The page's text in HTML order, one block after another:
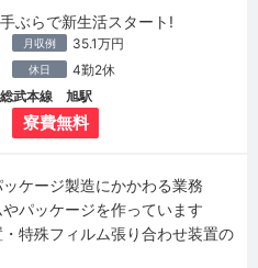
ぶらで新生活スタート!
月収例 35.1万円
休日 4勤2休
総武本線 旭駅
寮費無料
ケージ製造にかかわる業務
パッケージを作っています
特殊フィルム張り合わせ装置の